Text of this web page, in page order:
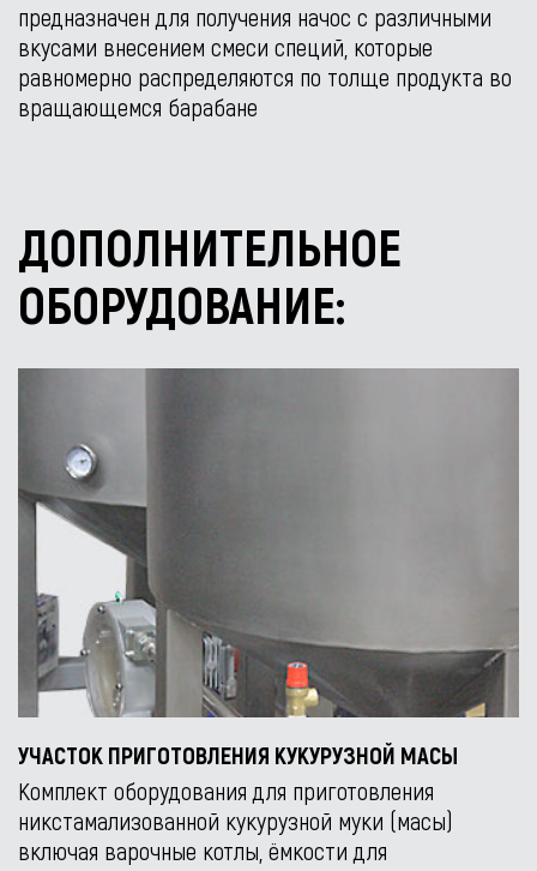
предназначен для получения начос с различными
вкусами внесением смеси специй, которые
равномерно распределяются по толще продукта во
вращающемся барабане
ДОПОЛНИТЕЛЬНОЕ
ОБОРУДОВАНИЕ:
УЧАСТОК ПРИГОТОВЛЕНИЯ КУКУРУЗНОЙ МАСЫ
Комплект оборудования для приготовления
никстамализованной кукурузной муки (масы)
включая варочные котлы, ёмкости для